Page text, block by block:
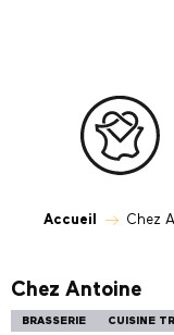
Accueil Chez
Chez Antoine
BRASSERIE CUISINE